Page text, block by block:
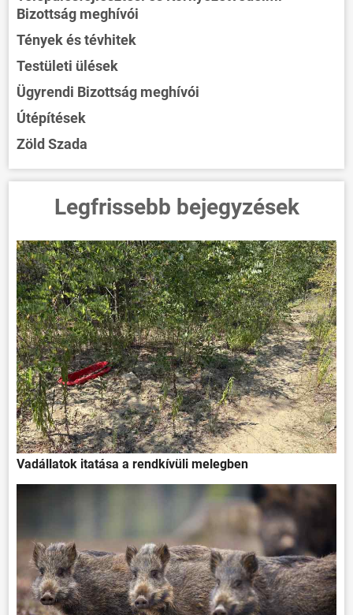
Bizottság meghívói
Tények és tévhitek
Testületi ülések
Ügyrendi Bizottság meghívói
Útépítések
Zöld Szada
Legfrissebb bejegyzések
Vadállatok itatása a rendkívüli melegben